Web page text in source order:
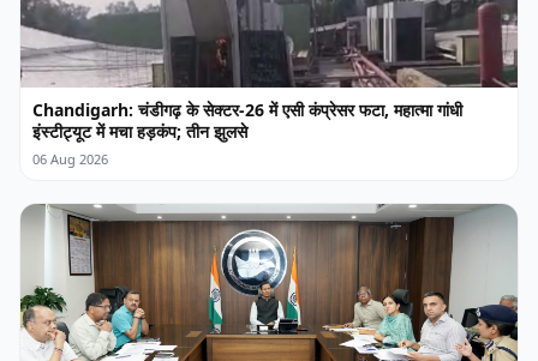
Chandigarh: चंडीगढ़ के सेक्टर-26 में एसी कंप्रेसर फटा, महात्मा गांधी
इंस्टीट्यूट में मचा हड़कंप; तीन झुलसे
06 Aug 2026